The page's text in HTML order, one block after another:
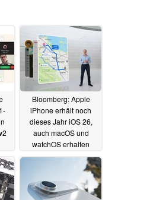
Bloomberg: Apple
iPhone erhält noch
dieses Jahr iOS 26,
auch macOS und
watchOS erhalten
neues Branding